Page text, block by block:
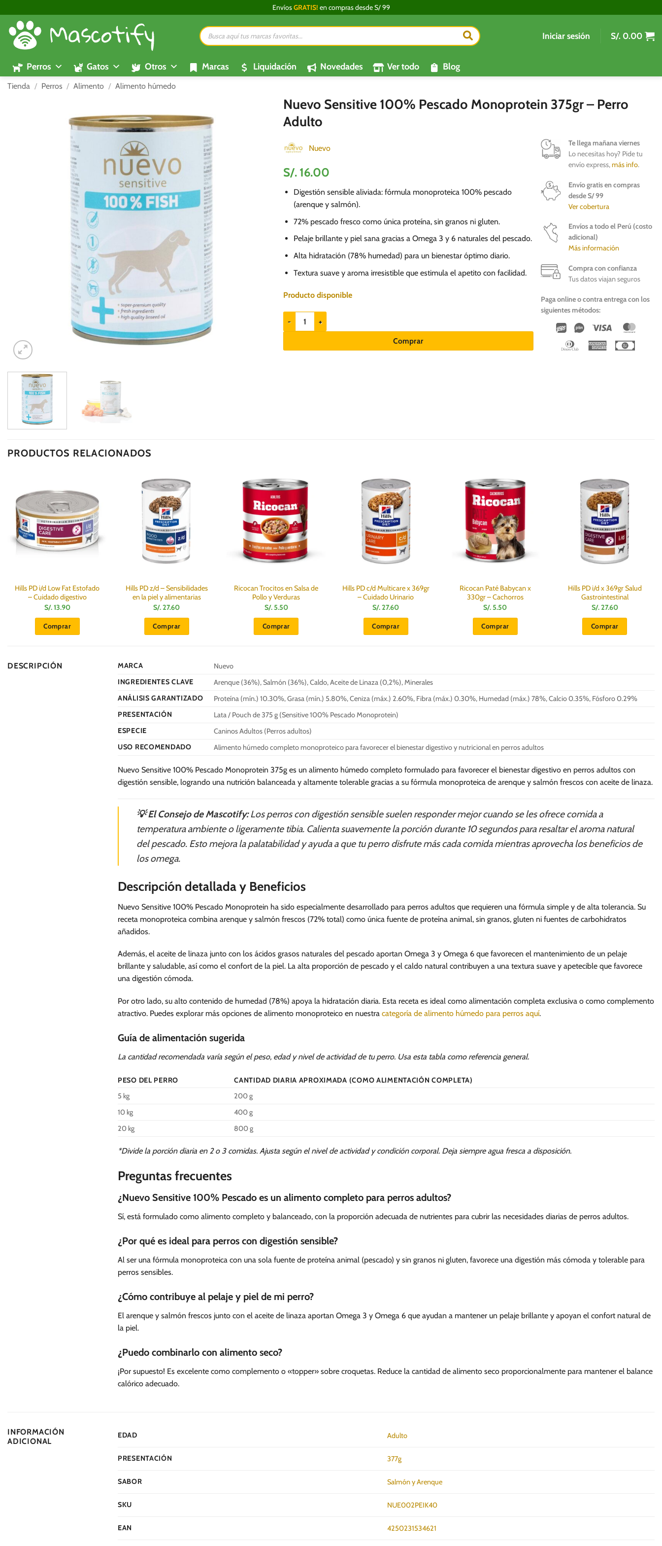
al
contenido
EnvíosGRATIS! en compras desde S/ 99
Búsqueda
de
productos
Iniciar sesión S/. 0.00
Perros Gatos Otros Marcas Liquidación Novedades Ver todo Blog
Tienda / Perros / Alimento / Alimento húmedo
Nuevo Sensitive 100% Pescado Monoprotein 375gr – Perro
Adulto
Nuevo
S/. 16.00
Digestión sensible aliviada: fórmula monoproteica 100% pescado
(arenque y salmón).
72% pescado fresco como única proteína, sin granos ni gluten.
Pelaje brillante y piel sana gracias a Omega 3 y 6 naturales del pescado.
Alta hidratación (78% humedad) para un bienestar óptimo diario.
Textura suave y aroma irresistible que estimula el apetito con facilidad.
Producto disponible
Nuevo Sensitive 100% Pescado Monoprotein 375gr - Perro Adulto cantidad
Comprar
Te llega mañana viernes
Lo necesitas hoy? Pide tu
envío express,más info.
Envío gratis en compras
desde S/ 99
Ver cobertura
Envíos a todo el Perú (costo
adicional)
Más información
Compra con confianza
Tus datos viajan seguros
Paga online o contra entrega con los
siguientes métodos:
Wirecard
Vipps Visa
Dinners
American
PRODUCTOS RELACIONADOS
Hills PD i/d Low Fat Estofado
– Cuidado digestivo
S/.13.90
Comprar
Hills PD z/d – Sensibilidades
en la piel y alimentarias
S/.27.60
Comprar
Ricocan Trocitos en Salsa de
Pollo y Verduras
S/. 5.50
Comprar
Hills PD c/d Multicare x 369gr
– Cuidado Urinario
S/.27.60
Comprar
Ricocan Paté Babycan x
330gr – Cachorros
S/. 5.50
Comprar
Hills PD i/d x 369gr Salud
Gastrointestinal
S/.27.60
Comprar
DESCRIPCIÓN MARCA
Nuevo
INGREDIENTES CLAVE
Arenque (36%), Salmón (36%), Caldo, Aceite de Linaza (0,2%), Minerales
ANÁLISIS GARANTIZADO
Proteína (mín.) 10.30%, Grasa (mín.) 5.80%, Ceniza (máx.) 2.60%, Fibra (máx.) 0.30%, Humedad (máx.) 78%, Calcio 0.35%, Fósforo 0.29%
PRESENTACIÓN
Lata / Pouch de 375 g (Sensitive 100% Pescado Monoprotein)
ESPECIE
Caninos Adultos (Perros adultos)
USO RECOMENDADO
Alimento húmedo completo monoproteico para favorecer el bienestar digestivo y nutricional en perros adultos
Nuevo Sensitive 100% Pescado Monoprotein 375g es un alimento húmedo completo formulado para favorecer el bienestar digestivo en perros adultos con
digestión sensible, logrando una nutrición balanceada y altamente tolerable gracias a su fórmula monoproteica de arenque y salmón frescos con aceite de linaza.
💡 El Consejo de Mascotify:Los perros con digestión sensible suelen responder mejor cuando se les ofrece comida a
temperatura ambiente o ligeramente tibia. Calienta suavemente la porción durante 10 segundos para resaltar el aroma natural
del pescado. Esto mejora la palatabilidad y ayuda a que tu perro disfrute más cada comida mientras aprovecha los beneficios de
los omega.
Descripción detallada y Beneficios
Nuevo Sensitive 100% Pescado Monoprotein ha sido especialmente desarrollado para perros adultos que requieren una fórmula simple y de alta tolerancia. Su
receta monoproteica combina arenque y salmón frescos (72% total) como única fuente de proteína animal, sin granos, gluten ni fuentes de carbohidratos
añadidos.
Además, el aceite de linaza junto con los ácidos grasos naturales del pescado aportan Omega 3 y Omega 6 que favorecen el mantenimiento de un pelaje
brillante y saludable, así como el confort de la piel. La alta proporción de pescado y el caldo natural contribuyen a una textura suave y apetecible que favorece
una digestión cómoda.
Por otro lado, su alto contenido de humedad (78%) apoya la hidratación diaria. Esta receta es ideal como alimentación completa exclusiva o como complemento
atractivo. Puedes explorar más opciones de alimento monoproteico en nuestra categoría de alimento húmedo para perros aquí.
Guía de alimentación sugerida
La cantidad recomendada varía según el peso, edad y nivel de actividad de tu perro. Usa esta tabla como referencia general.
PESO DEL PERRO
CANTIDAD DIARIA APROXIMADA (COMO ALIMENTACIÓN COMPLETA)
5 kg
200 g
10 kg
400 g
20 kg
800 g
*Divide la porción diaria en 2 o 3 comidas. Ajusta según el nivel de actividad y condición corporal. Deja siempre agua fresca a disposición.
Preguntas frecuentes
¿Nuevo Sensitive 100% Pescado es un alimento completo para perros adultos?
Sí, está formulado como alimento completo y balanceado, con la proporción adecuada de nutrientes para cubrir las necesidades diarias de perros adultos.
¿Por qué es ideal para perros con digestión sensible?
Al ser una fórmula monoproteica con una sola fuente de proteína animal (pescado) y sin granos ni gluten, favorece una digestión más cómoda y tolerable para
perros sensibles.
¿Cómo contribuye al pelaje y piel de mi perro?
El arenque y salmón frescos junto con el aceite de linaza aportan Omega 3 y Omega 6 que ayudan a mantener un pelaje brillante y apoyan el confort natural de
la piel.
¿Puedo combinarlo con alimento seco?
¡Por supuesto! Es excelente como complemento o «topper» sobre croquetas. Reduce la cantidad de alimento seco proporcionalmente para mantener el balance
calórico adecuado.
INFORMACIÓN
ADICIONAL
EDAD Adulto
PRESENTACIÓN 377g
SABOR Salmón y Arenque
SKU NUE002PEIK40
EAN 4250231534621